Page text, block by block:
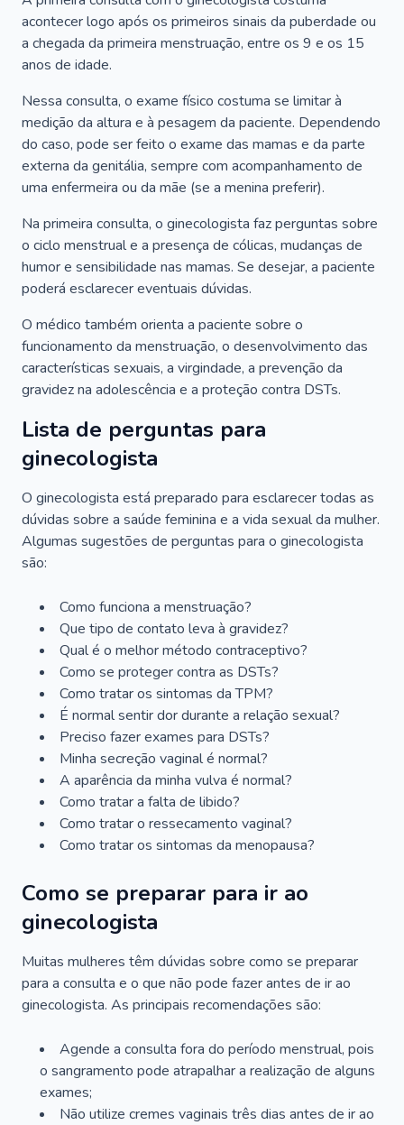
acontecer logo após os primeiros sinais da puberdade ou
a chegada da primeira menstruação, entre os 9 e os 15
anos de idade.
Nessa consulta, o exame físico costuma se limitar à
medição da altura e à pesagem da paciente. Dependendo
do caso, pode ser feito o exame das mamas e da parte
externa da genitália, sempre com acompanhamento de
uma enfermeira ou da mãe (se a menina preferir).
Na primeira consulta, o ginecologista faz perguntas sobre
o ciclo menstrual e a presença de cólicas, mudanças de
humor e sensibilidade nas mamas. Se desejar, a paciente
poderá esclarecer eventuais dúvidas.
O médico também orienta a paciente sobre o
funcionamento da menstruação, o desenvolvimento das
características sexuais, a virgindade, a prevenção da
gravidez na adolescência e a proteção contra DSTs.
Lista de perguntas para
ginecologista
O ginecologista está preparado para esclarecer todas as
dúvidas sobre a saúde feminina e a vida sexual da mulher.
Algumas sugestões de perguntas para o ginecologista
são:
Como funciona a menstruação?
Que tipo de contato leva à gravidez?
Qual é o melhor método contraceptivo?
Como se proteger contra as DSTs?
Como tratar os sintomas da TPM?
É normal sentir dor durante a relação sexual?
Preciso fazer exames para DSTs?
Minha secreção vaginal é normal?
A aparência da minha vulva é normal?
Como tratar a falta de libido?
Como tratar o ressecamento vaginal?
Como tratar os sintomas da menopausa?
Como se preparar para ir ao
ginecologista
Muitas mulheres têm dúvidas sobre como se preparar
para a consulta e o que não pode fazer antes de ir ao
ginecologista. As principais recomendações são:
Agende a consulta fora do período menstrual, pois
o sangramento pode atrapalhar a realização de alguns
exames;
Não utilize cremes vaginais três dias antes de ir ao